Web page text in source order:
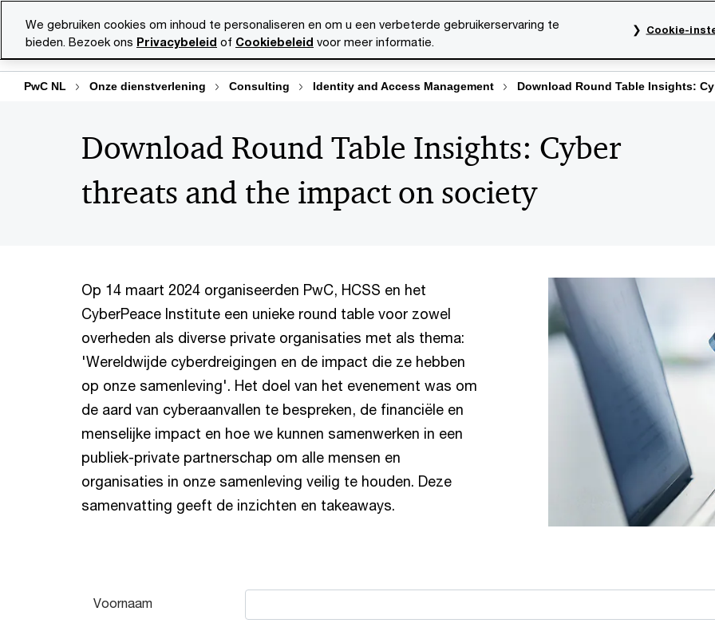
Diensten Marktsectoren
PwC NL Onze dienstverlening Consulting Identity and Access Management Download Round Table Insights:
Download Round Table Insights: Cyber
threats and the impact on society
Op 14 maart 2024 organiseerden PwC, HCSS en het
CyberPeace Institute een unieke round table voor zowel
overheden als diverse private organisaties met als thema:
'Wereldwijde cyberdreigingen en de impact die ze hebben
op onze samenleving'. Het doel van het evenement was om
de aard van cyberaanvallen te bespreken, de financiële en
menselijke impact en hoe we kunnen samenwerken in een
publiek-private partnerschap om alle mensen en
organisaties in onze samenleving veilig te houden. Deze
samenvatting geeft de inzichten en takeaways.
We gebruiken cookies om inhoud te personaliseren en om u een verbeterde gebruikerservaring te
bieden. Bezoek ons Privacybeleid of Cookiebeleid voor meer informatie.
Cookie-